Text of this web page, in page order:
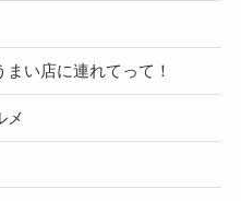
い店に連れてって！
メ